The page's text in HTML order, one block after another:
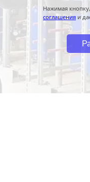
Нажимая
соглашения и